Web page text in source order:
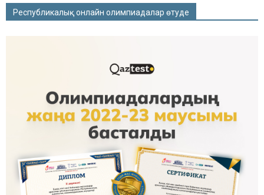
Республикалық онлайн олимпиадалар өтуде